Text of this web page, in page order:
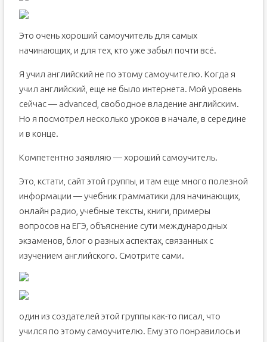
Это очень хороший самоучитель для самых
начинающих, и для тех, кто уже забыл почти всё.
Я учил английский не по этому самоучителю. Когда я
учил английский, еще не было интернета. Мой уровень
сейчас — advanced, свободное владение английским.
Но я посмотрел несколько уроков в начале, в середине
и в конце.
Компетентно заявляю — хороший самоучитель.
Это, кстати, сайт этой группы, и там еще много полезной
информации — учебник грамматики для начинающих,
онлайн радио, учебные тексты, книги, примеры
вопросов на ЕГЭ, объяснение сути международных
экзаменов, блог о разных аспектах, связанных с
изучением английского. Смотрите сами.
один из создателей этой группы как-то писал, что
учился по этому самоучителю. Ему это понравилось и